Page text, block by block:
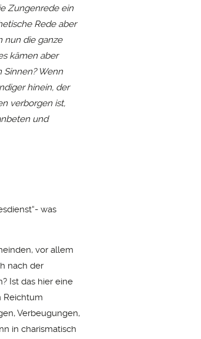
Zungenrede ein
Rede aber
nun die ganze
kämen aber
Sinnen? Wenn
hinein, der
verborgen ist,
und
was
vor allem
nach der
Ist das hier eine
Reichtum
Verbeugungen,
in charismatisch